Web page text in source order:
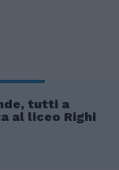
tutti a
al liceo Righi